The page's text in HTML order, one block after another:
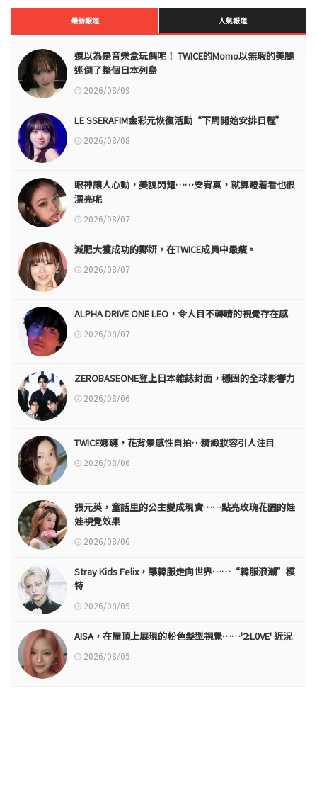
最新報道 人氣報道
還以為是音樂盒玩偶呢！ TWICE的Momo以無瑕的美腿
迷倒了整個日本列島
2026/08/09
LE SSERAFIM金彩元恢復活動“下周開始安排日程”
2026/08/08
眼神讓人心動，美貌閃耀……安宥真，就算瞪着看也很
漂亮呢
2026/08/07
減肥大獲成功的鄭妍，在TWICE成員中最瘦。
2026/08/07
ALPHA DRIVE ONE LEO，令人目不轉睛的視覺存在感
2026/08/07
ZEROBASEONE登上日本雜誌封面，穩固的全球影響力
2026/08/06
TWICE娜璉，花背景感性自拍…精緻妝容引人注目
2026/08/06
張元英，童話里的公主變成現實……點亮玫瑰花園的娃
娃視覺效果
2026/08/06
Stray Kids Felix，讓韓服走向世界……“韓服浪潮”模
特
2026/08/05
AISA，在屋頂上展現的粉色髮型視覺……'2:L0VE' 近況
2026/08/05